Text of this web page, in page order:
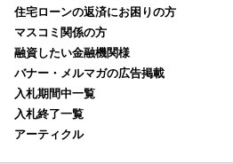
住宅ローンの返済にお困りの方
マスコミ関係の方
融資したい金融機関様
バナー・メルマガの広告掲載
入札期間中一覧
入札終了一覧
アーティクル